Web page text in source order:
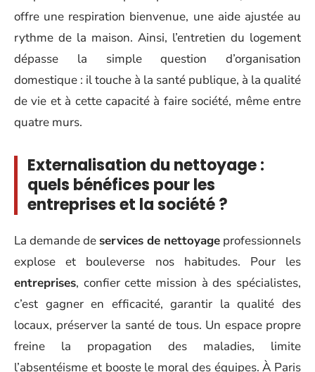
offre une respiration bienvenue, une aide ajustée au
rythme de la maison. Ainsi, l’entretien du logement
dépasse la simple question d’organisation
domestique : il touche à la santé publique, à la qualité
de vie et à cette capacité à faire société, même entre
quatre murs.
Externalisation du nettoyage :
quels bénéfices pour les
entreprises et la société ?
La demande de services de nettoyage professionnels
explose et bouleverse nos habitudes. Pour les
entreprises, confier cette mission à des spécialistes,
c’est gagner en efficacité, garantir la qualité des
locaux, préserver la santé de tous. Un espace propre
freine la propagation des maladies, limite
l’absentéisme et booste le moral des équipes. À Paris